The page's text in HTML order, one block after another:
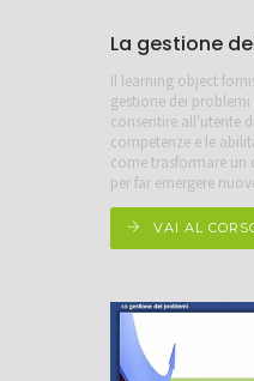
La gestione
Il learning object
gestione dei
consentire all'utente
competenze e le
come trasformare
per far emergere
VAI AL